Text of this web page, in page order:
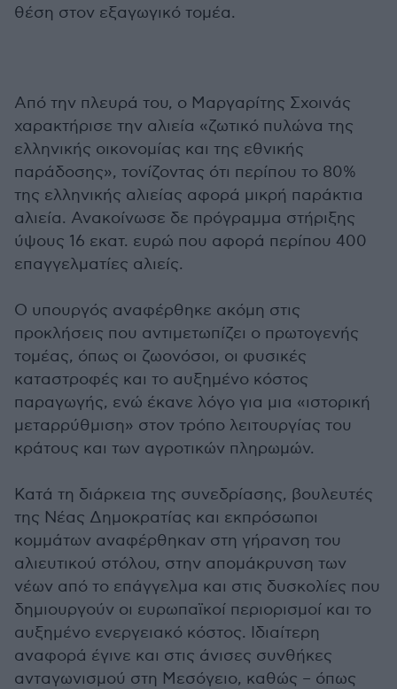
θέση στον εξαγωγικό τομέα.
Από την πλευρά του, ο Μαργαρίτης Σχοινάς
χαρακτήρισε την αλιεία «ζωτικό πυλώνα της
ελληνικής οικονομίας και της εθνικής
παράδοσης», τονίζοντας ότι περίπου το 80%
της ελληνικής αλιείας αφορά μικρή παράκτια
αλιεία. Ανακοίνωσε δε πρόγραμμα στήριξης
ύψους 16 εκατ. ευρώ που αφορά περίπου 400
επαγγελματίες αλιείς.
Ο υπουργός αναφέρθηκε ακόμη στις
προκλήσεις που αντιμετωπίζει ο πρωτογενής
τομέας, όπως οι ζωονόσοι, οι φυσικές
καταστροφές και το αυξημένο κόστος
παραγωγής, ενώ έκανε λόγο για μια «ιστορική
μεταρρύθμιση» στον τρόπο λειτουργίας του
κράτους και των αγροτικών πληρωμών.
Κατά τη διάρκεια της συνεδρίασης, βουλευτές
της Νέας Δημοκρατίας και εκπρόσωποι
κομμάτων αναφέρθηκαν στη γήρανση του
αλιευτικού στόλου, στην απομάκρυνση των
νέων από το επάγγελμα και στις δυσκολίες που
δημιουργούν οι ευρωπαϊκοί περιορισμοί και το
αυξημένο ενεργειακό κόστος. Ιδιαίτερη
αναφορά έγινε και στις άνισες συνθήκες
ανταγωνισμού στη Μεσόγειο, καθώς – όπως